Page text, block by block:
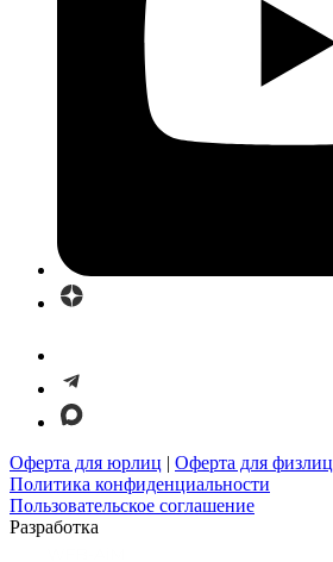
Оферта для юрлиц | Оферта для физлиц
Политика конфиденциальности
Пользовательское соглашение
Разработка